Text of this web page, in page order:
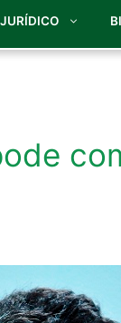
JURÍDICO